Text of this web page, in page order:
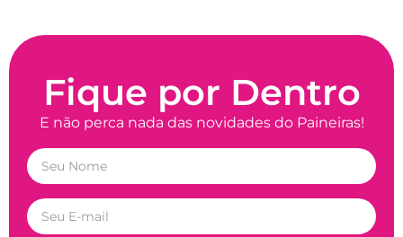
Fique por Dentro
E não perca nada das novidades do Paineiras!